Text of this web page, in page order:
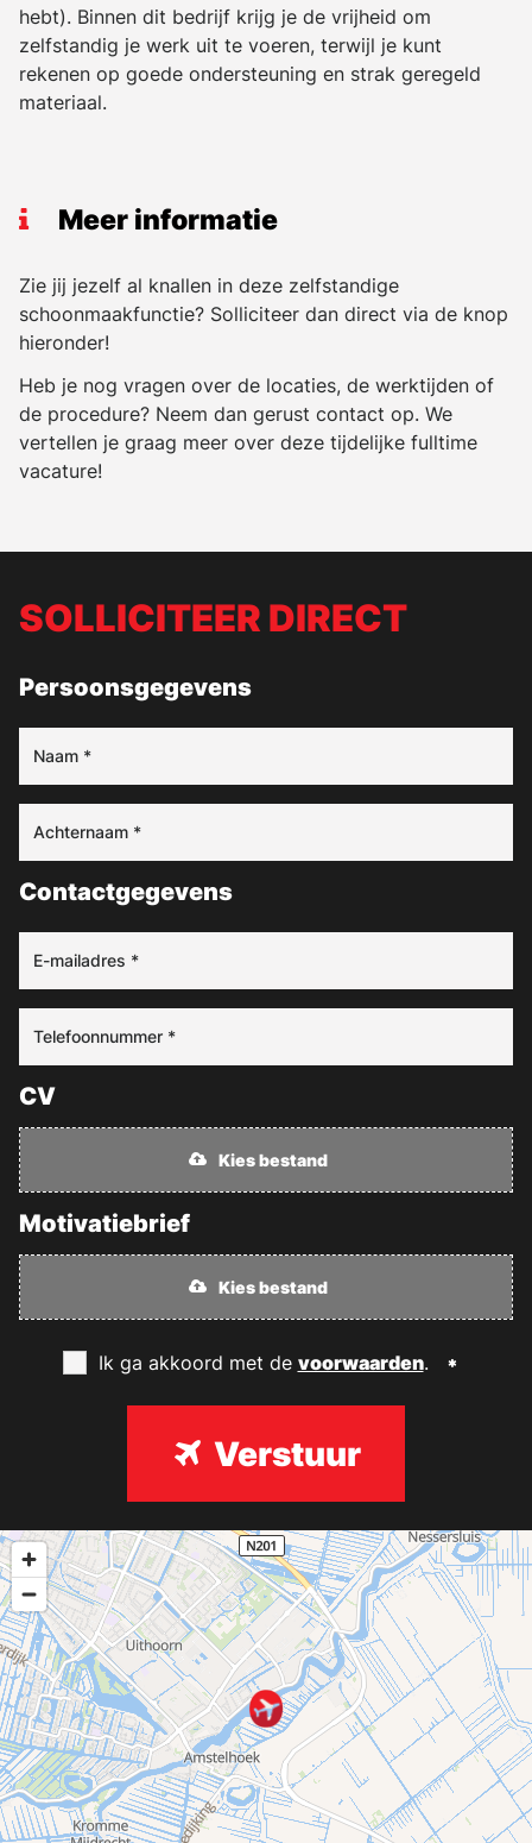
hebt). Binnen dit bedrijf krijg je de vrijheid om
zelfstandig je werk uit te voeren, terwijl je kunt
rekenen op goede ondersteuning en strak geregeld
materiaal.
Meer informatie
Zie jij jezelf al knallen in deze zelfstandige
schoonmaakfunctie? Solliciteer dan direct via de knop
hieronder!
Heb je nog vragen over de locaties, de werktijden of
de procedure? Neem dan gerust contact op. We
vertellen je graag meer over deze tijdelijke fulltime
vacature!
SOLLICITEER DIRECT
Persoonsgegevens
Contactgegevens
CV
Kies bestand
Motivatiebrief
Kies bestand
Ik ga akkoord met de voorwaarden.
Verstuur